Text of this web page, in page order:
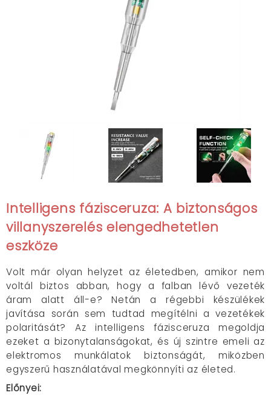
Intelligens fázisceruza: A biztonságos
villanyszerelés elengedhetetlen
eszköze
Volt már olyan helyzet az életedben, amikor nem
voltál biztos abban, hogy a falban lévő vezeték
áram alatt áll-e? Netán a régebbi készülékek
javítása során sem tudtad megítélni a vezetékek
polaritását? Az intelligens fázisceruza megoldja
ezeket a bizonytalanságokat, és új szintre emeli az
elektromos munkálatok biztonságát, miközben
egyszerű használatával megkönnyíti az életed.
Előnyei: